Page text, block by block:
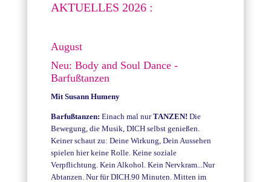
AKTUELLES 2026 :
August
Neu: Body and Soul Dance -
Barfußtanzen
Mit Susann Humeny
Barfußtanzen: Einach mal nurTANZEN! Die
Bewegung, die Musik, DICH selbst genießen.
Keiner schaut zu: Deine Wirkung, Dein Aussehen
spielen hier keine Rolle. Keine soziale
Verpflichtung. Kein Alkohol. Kein Nervkram...Nur
Abtanzen. Nur für DICH.90 Minuten. Mitten im